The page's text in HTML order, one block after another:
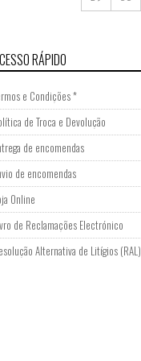
RÁPIDO
e Condições *
de Troca e Devolução
de encomendas
de encomendas
Online
de Reclamações Electrónico
Alternativa de Litígios (RAL)